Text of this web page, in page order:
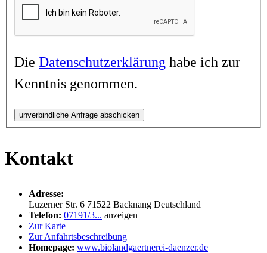
Die Datenschutzerklärung habe ich zur
Kenntnis genommen.
unverbindliche Anfrage abschicken
Kontakt
Adresse:
Luzerner Str. 6 71522 Backnang Deutschland
Telefon: 07191/3... anzeigen
Zur Karte
Zur Anfahrtsbeschreibung
Homepage: www.biolandgaertnerei-daenzer.de